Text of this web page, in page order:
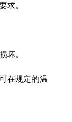
求。
坏。
在规定的温